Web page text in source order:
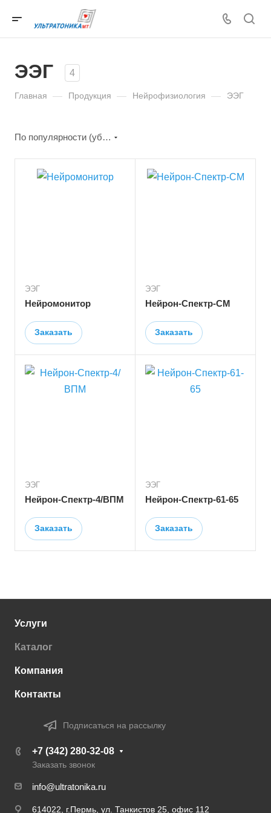
ЭЭГ 4
Главная — Продукция — Нейрофизиология — ЭЭГ
По популярности (убывание)
ЭЭГ
Нейромонитор
Заказать
ЭЭГ
Нейрон-Спектр-СМ
Заказать
ЭЭГ
Нейрон-Спектр-4/ВПМ
Заказать
ЭЭГ
Нейрон-Спектр-61-65
Заказать
Услуги
Каталог
Компания
Контакты
Подписаться на рассылку
+7 (342) 280-32-08
Заказать звонок
info@ultratonika.ru
614022, г.Пермь, ул. Танкистов 25, офис 112